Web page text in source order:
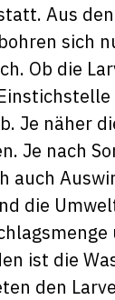
Aus
sich
Ob die
Je näher
Je nach
auch
die
ist die
den